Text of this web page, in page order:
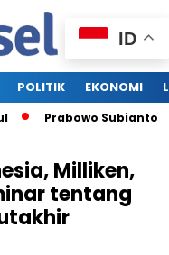
POLITIK EKONOMI
Prabowo Subianto dan
Milliken,
tentang
ID